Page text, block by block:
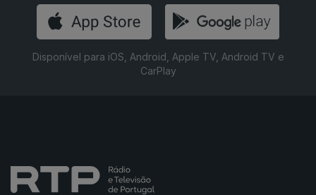
Disponível para iOS, Android, Apple TV, Android TV e
CarPlay